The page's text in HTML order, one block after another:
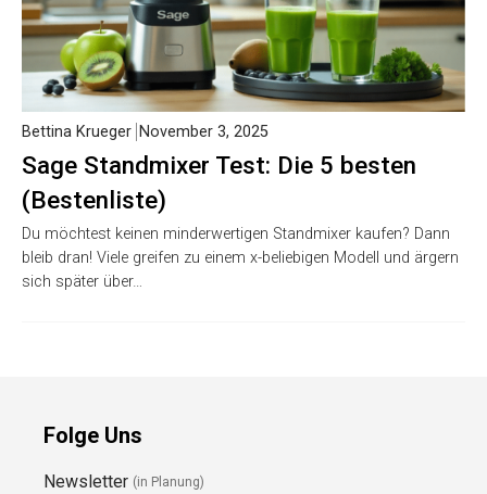
Sage Standmixer Test: Die 5 besten
(Bestenliste)
Bettina Krueger November 3, 2025
Du möchtest keinen minderwertigen Standmixer kaufen? Dann
bleib dran! Viele greifen zu einem x-beliebigen Modell und ärgern
sich später über…
Folge Uns
Newsletter (in Planung)